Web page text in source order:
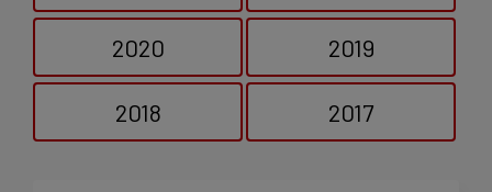
2020 2019
2018 2017